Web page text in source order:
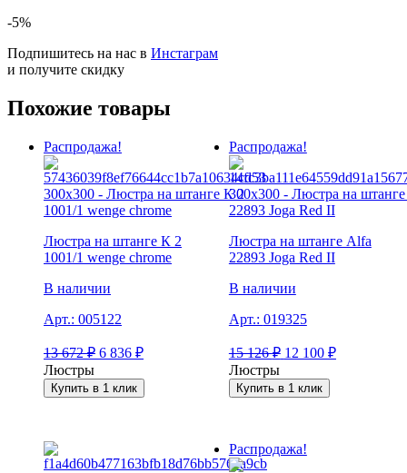
-5%
Подпишитесь на нас в Инстаграм
и получите скидку
Похожие товары
Распродажа!
Люстра на штанге К 2
1001/1 wenge chrome
В наличии
Арт.: 005122
13 672₽ 6 836 ₽
Люстры
Купить в 1 клик
Распродажа!
Люстра на штанге Alfa
22893 Joga Red II
В наличии
Арт.: 019325
15 126₽ 12 100 ₽
Люстры
Купить в 1 клик
Распродажа!